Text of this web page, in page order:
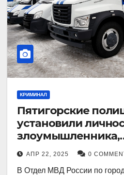
КРИМИНАЛ
Пятигорские
установили
злоумышленника,
причинившего
повреждения
АПР 22, 2025 0
В Отдел МВД России по